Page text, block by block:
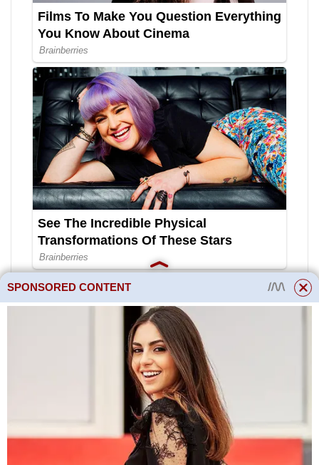
SPONSORED CONTENT